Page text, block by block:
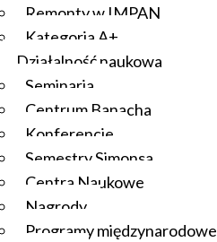
Remonty w IMPAN
Kategoria A+
Działalność naukowa
Seminaria
Centrum Banacha
Konferencje
Semestry Simonsa
Centra Naukowe
Nagrody
Programy międzynarodowe